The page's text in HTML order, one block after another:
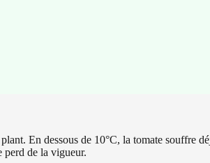
En dessous de 10°C, la tomate souffre
perd de la vigueur.